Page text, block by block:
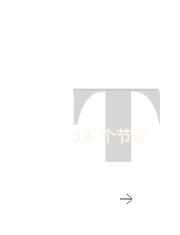
T
14 个节点